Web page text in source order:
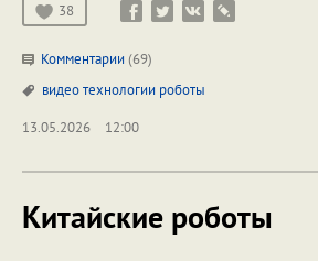
38
Комментарии (69)
видеотехнологии роботы
13.05.2026
12:00
Китайские роботы